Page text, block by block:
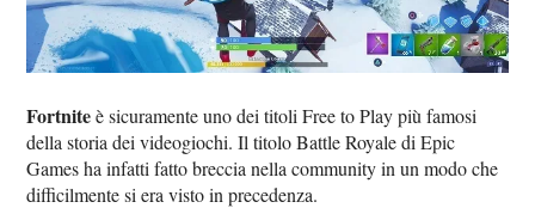
Fortniteè sicuramente uno dei titoli Free to Play più famosi
della storia dei videogiochi. Il titolo Battle Royale di Epic
Games ha infatti fatto breccia nella community in un modo che
difficilmente si era visto in precedenza.